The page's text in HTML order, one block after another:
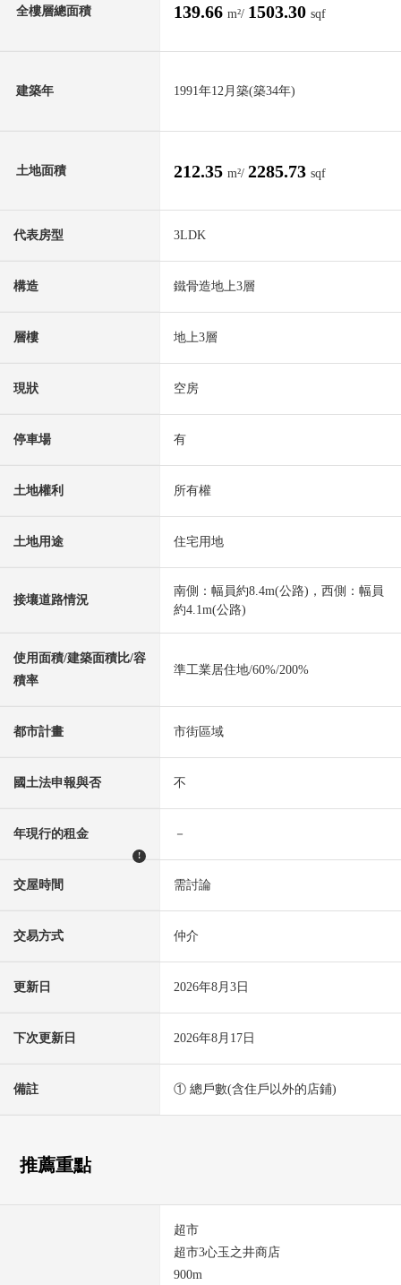
全樓層總面積 139.66 m²/ 1503.30 sqf
建築年 1991年12月築(築34年)
土地面積 212.35 m²/ 2285.73 sqf
代表房型 3LDK
構造 鐵骨造地上3層
層樓 地上3層
現狀 空房
停車場 有
土地權利 所有權
土地用途 住宅用地
接壤道路情況
南側：幅員約8.4m(公路)，西側：幅員
約4.1m(公路)
使用面積/建築面積比/容
積率
準工業居住地/60%/200%
都市計畫 市街區域
國土法申報與否 不
年現行的租金
!
－
交屋時間 需討論
交易方式 仲介
更新日 2026年8月3日
下次更新日 2026年8月17日
備註 ① 總戶數(含住戶以外的店鋪)
推薦重點
超市
超市3心玉之井商店
900m